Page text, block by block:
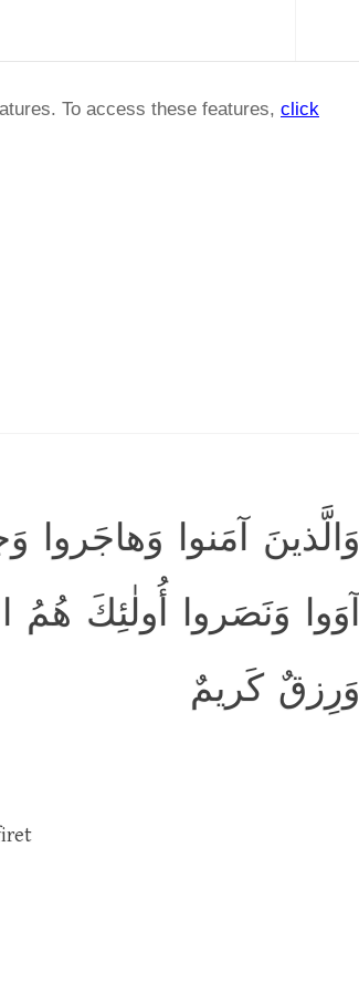
To access these features, click
وَالَّذينَ آمَنوا وَهاجَروا
آوَوا وَنَصَروا أُولٰئِكَ
وَرِزقٌ كَريمٌ